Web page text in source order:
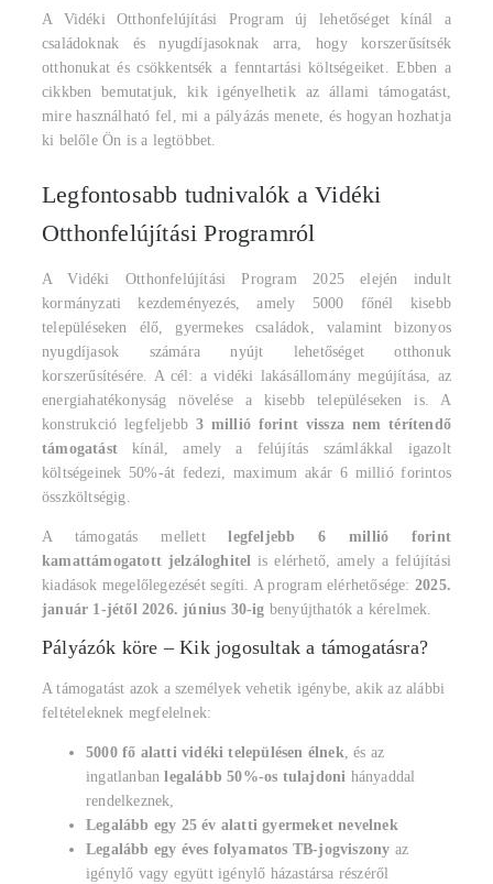
A Vidéki Otthonfelújítási Program új lehetőséget kínál a
családoknak és nyugdíjasoknak arra, hogy korszerűsítsék
otthonukat és csökkentsék a fenntartási költségeiket. Ebben a
cikkben bemutatjuk, kik igényelhetik az állami támogatást,
mire használható fel, mi a pályázás menete, és hogyan hozhatja
ki belőle Ön is a legtöbbet.
Legfontosabb tudnivalók a Vidéki
Otthonfelújítási Programról
A Vidéki Otthonfelújítási Program 2025 elején indult
kormányzati kezdeményezés, amely 5000 főnél kisebb
településeken élő, gyermekes családok, valamint bizonyos
nyugdíjasok számára nyújt lehetőséget otthonuk
korszerűsítésére. A cél: a vidéki lakásállomány megújítása, az
energiahatékonyság növelése a kisebb településeken is. A
konstrukció legfeljebb 3 millió forint vissza nem térítendő
támogatást kínál, amely a felújítás számlákkal igazolt
költségeinek 50%-át fedezi, maximum akár 6 millió forintos
összköltségig.
A támogatás mellettlegfeljebb 6 millió forint
kamattámogatott jelzáloghitel is elérhető, amely a felújítási
kiadások megelőlegezését segíti. A program elérhetősége: 2025.
január 1-jétől 2026. június 30-ig benyújthatók a kérelmek.
Pályázók köre – Kik jogosultak a támogatásra?
A támogatást azok a személyek vehetik igénybe, akik az alábbi
feltételeknek megfelelnek:
5000 fő alatti vidéki településen élnek, és az
ingatlanbanlegalább 50%-os tulajdoni hányaddal
rendelkeznek,
Legalább egy 25 év alatti gyermeket nevelnek
Legalább egy éves folyamatos TB-jogviszony az
igénylő vagy együtt igénylő házastársa részéről